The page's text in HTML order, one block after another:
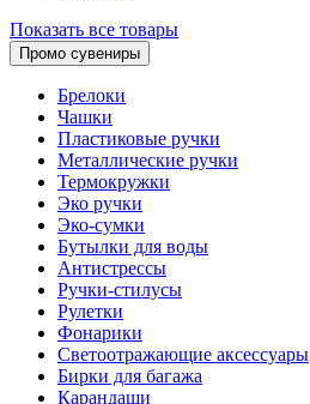
Показать все товары
Промо сувениры
Брелоки
Чашки
Пластиковые ручки
Металлические ручки
Термокружки
Эко ручки
Эко-сумки
Бутылки для воды
Антистрессы
Ручки-стилусы
Рулетки
Фонарики
Светоотражающие аксессуары
Бирки для багажа
Карандаши